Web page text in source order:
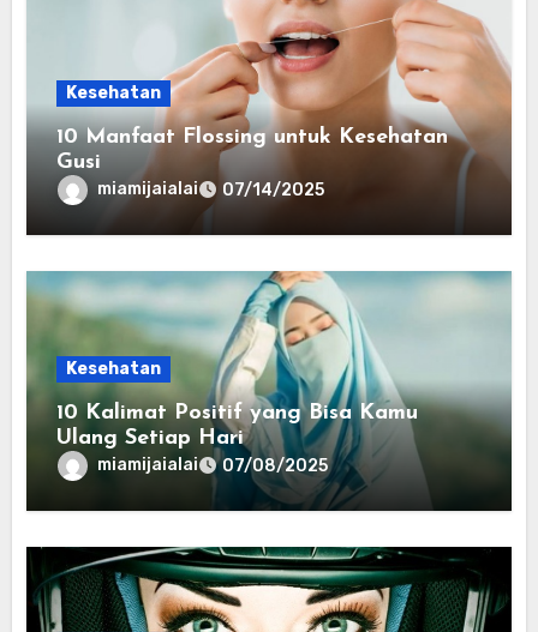
Kesehatan
10 Manfaat Flossing untuk Kesehatan
Gusi
miamijaialai 07/14/2025
Kesehatan
10 Kalimat Positif yang Bisa Kamu
Ulang Setiap Hari
miamijaialai 07/08/2025